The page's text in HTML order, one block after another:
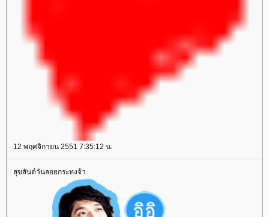
12 พฤศจิกายน 2551 7:35:12 น.
สุขสันต์วันลอยกระทงจ้า